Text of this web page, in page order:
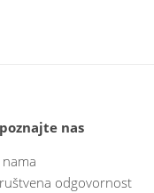
nas
nama
odgovornost